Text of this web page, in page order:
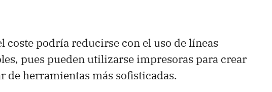
coste podría reducirse con el uso de líneas
pues pueden utilizarse impresoras para crear
de herramientas más sofisticadas.